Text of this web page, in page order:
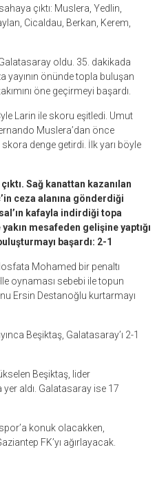
çıktı: Muslera, Yedlin,
Cicaldau, Berkan, Kerem,
oldu. 35. dakikada
yayının önünde topla buluşan
öne geçirmeyi başardı.
Larin ile skoru eşitledi. Umut
Muslera’dan önce
denge getirdi. İlk yarı böyle
Sağ kanattan kazanılan
ceza alanına gönderdiği
kafayla indirdiği topa
mesafeden gelişine yaptığı
başardı: 2-1
Mohamed bir penaltı
oynaması sebebi ile topun
Ersin Destanoğlu kurtarmayı
Beşiktaş, Galatasaray’ı 2-1
Beşiktaş, lider
aldı. Galatasaray ise 17
konuk olacakken,
FK’yı ağırlayacak.